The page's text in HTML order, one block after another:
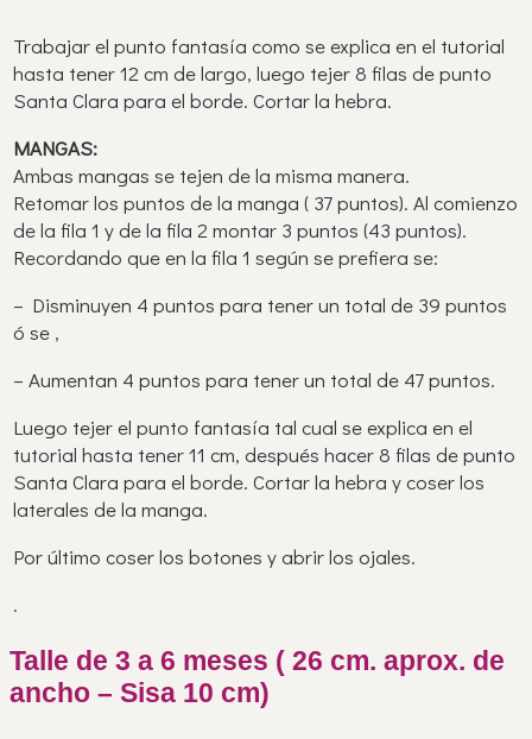
Trabajar el punto fantasía como se explica en el tutorial
hasta tener 12 cm de largo, luego tejer 8 filas de punto
Santa Clara para el borde. Cortar la hebra.
MANGAS:
Ambas mangas se tejen de la misma manera.
Retomar los puntos de la manga ( 37 puntos). Al comienzo
de la fila 1 y de la fila 2 montar 3 puntos (43 puntos).
Recordando que en la fila 1 según se prefiera se:
– Disminuyen 4 puntos para tener un total de 39 puntos
ó se ,
– Aumentan 4 puntos para tener un total de 47 puntos.
Luego tejer el punto fantasía tal cual se explica en el
tutorial hasta tener 11 cm, después hacer 8 filas de punto
Santa Clara para el borde. Cortar la hebra y coser los
laterales de la manga.
Por último coser los botones y abrir los ojales.
.
Talle de 3 a 6 meses ( 26 cm. aprox. de
ancho – Sisa 10 cm)